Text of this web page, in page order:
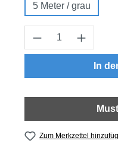
5 Meter / grau
Produkt
In
Zum Merkzettel